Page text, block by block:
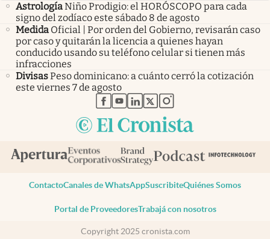
AstrologíaNiño Prodigio: el HORÓSCOPO para cada
signo del zodíaco este sábado 8 de agosto
Medida Oficial | Por orden del Gobierno, revisarán caso
por caso y quitarán la licencia a quienes hayan
conducido usando su teléfono celular si tienen más
infracciones
DivisasPeso dominicano: a cuánto cerró la cotización
este viernes 7 de agosto
abre en nueva pestaña
abre en nueva pestaña
abre en nueva pestaña
abre en nueva pestaña
abre en nueva pestaña
ContactoCanales de WhatsAppSuscribiteQuiénes Somos
Portal de ProveedoresTrabajá con nosotros
Copyright 2025 cronista.com